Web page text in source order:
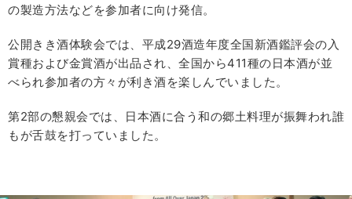
の製造方法などを参加者に向け発信。
公開きき酒体験会では、平成29酒造年度全国新酒鑑評会の入
賞種および金賞酒が出品され、全国から411種の日本酒が並
べられ参加者の方々が利き酒を楽しんでいました。
第2部の懇親会では、日本酒に合う和の郷土料理が振舞われ誰
もが舌鼓を打っていました。